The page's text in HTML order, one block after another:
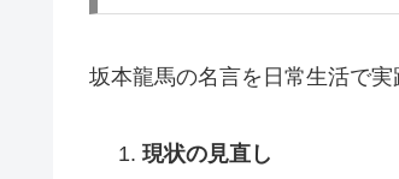
坂本龍馬の名言を日常生活で実
現状の見直し